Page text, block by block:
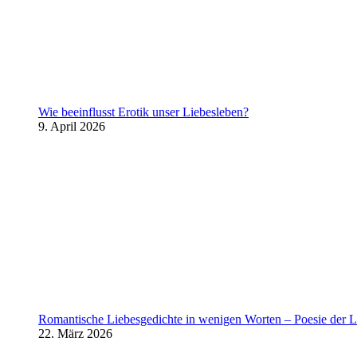
Wie beeinflusst Erotik unser Liebesleben?
9. April 2026
Romantische Liebesgedichte in wenigen Worten – Poesie der
22. März 2026